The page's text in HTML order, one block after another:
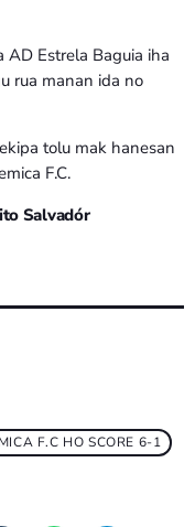
AD Estrela Baguia iha
rua manan ida no
tolu mak hanesan
F.C.
Salvadór
F.C HO SCORE 6-1